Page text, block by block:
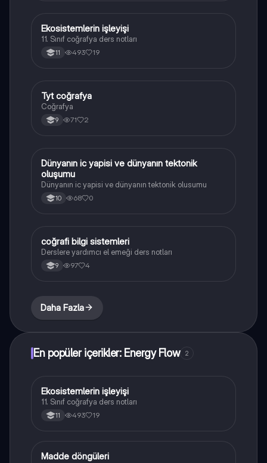
Coğrafya
Ekosistemlerin işleyişi
11. Sınıf coğrafya ders notları
11 493 19
Coğrafya
Tyt coğrafya
Coğrafya
9 71 2
Coğrafya
Dünyanın ic yapisi ve dünyanın tektonik
oluşumu
Dünyanın ic yapisi ve dünyanın tektonik olusumu
10 68 0
Coğrafya
coğrafi bilgi sistemleri
Derslere yardımcı el emeği ders notları
9 97 4
Daha Fazla
En popüler içerikler: Energy Flow 2
Coğrafya
Ekosistemlerin işleyişi
11. Sınıf coğrafya ders notları
11 493 19
Coğrafya
Madde döngüleri